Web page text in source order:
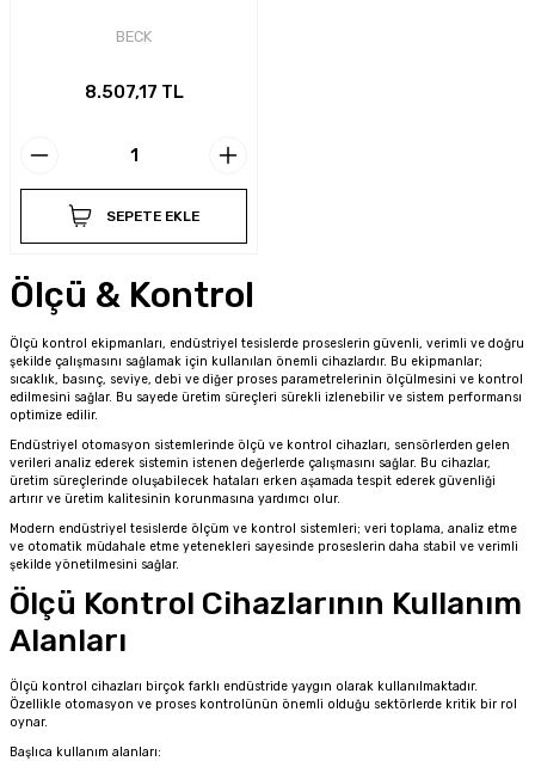
BECK
8.507,17 TL
SEPETE EKLE
Ölçü & Kontrol
Ölçü kontrol ekipmanları, endüstriyel tesislerde proseslerin güvenli, verimli ve doğru
şekilde çalışmasını sağlamak için kullanılan önemli cihazlardır. Bu ekipmanlar;
sıcaklık, basınç, seviye, debi ve diğer proses parametrelerinin ölçülmesini ve kontrol
edilmesini sağlar. Bu sayede üretim süreçleri sürekli izlenebilir ve sistem performansı
optimize edilir.
Endüstriyel otomasyon sistemlerinde ölçü ve kontrol cihazları, sensörlerden gelen
verileri analiz ederek sistemin istenen değerlerde çalışmasını sağlar. Bu cihazlar,
üretim süreçlerinde oluşabilecek hataları erken aşamada tespit ederek güvenliği
artırır ve üretim kalitesinin korunmasına yardımcı olur.
Modern endüstriyel tesislerde ölçüm ve kontrol sistemleri; veri toplama, analiz etme
ve otomatik müdahale etme yetenekleri sayesinde proseslerin daha stabil ve verimli
şekilde yönetilmesini sağlar.
Ölçü Kontrol Cihazlarının Kullanım
Alanları
Ölçü kontrol cihazları birçok farklı endüstride yaygın olarak kullanılmaktadır.
Özellikle otomasyon ve proses kontrolünün önemli olduğu sektörlerde kritik bir rol
oynar.
Başlıca kullanım alanları: